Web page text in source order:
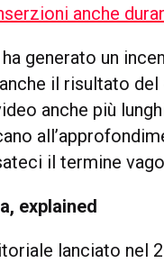
anche
generato un
il risultato
anche più
il termine vago,
explained
lanciato nel